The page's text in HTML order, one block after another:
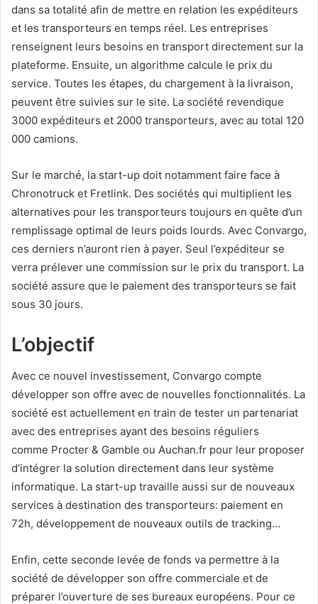
dans sa totalité afin de mettre en relation les expéditeurs
et les transporteurs en temps réel. Les entreprises
renseignent leurs besoins en transport directement sur la
plateforme. Ensuite, un algorithme calcule le prix du
service. Toutes les étapes, du chargement à la livraison,
peuvent être suivies sur le site. La société revendique
3000 expéditeurs et 2000 transporteurs, avec au total 120
000 camions.
Sur le marché, la start-up doit notamment faire face à
Chronotruck et Fretlink. Des sociétés qui multiplient les
alternatives pour les transporteurs toujours en quête d’un
remplissage optimal de leurs poids lourds. Avec Convargo,
ces derniers n’auront rien à payer. Seul l’expéditeur se
verra prélever une commission sur le prix du transport. La
société assure que le paiement des transporteurs se fait
sous 30 jours.
L’objectif
Avec ce nouvel investissement, Convargo compte
développer son offre avec de nouvelles fonctionnalités. La
société est actuellement en train de tester un partenariat
avec des entreprises ayant des besoins réguliers
comme Procter & Gamble ou Auchan.fr pour leur proposer
d’intégrer la solution directement dans leur système
informatique. La start-up travaille aussi sur de nouveaux
services à destination des transporteurs: paiement en
72h, développement de nouveaux outils de tracking…
Enfin, cette seconde levée de fonds va permettre à la
société de développer son offre commerciale et de
préparer l’ouverture de ses bureaux européens. Pour ce